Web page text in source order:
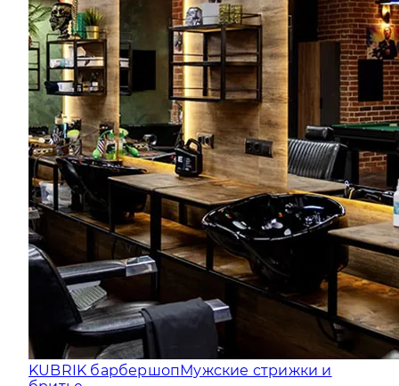
KUBRIK барбершоп
Мужские стрижки и
бритье